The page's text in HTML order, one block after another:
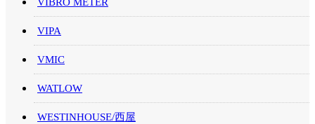
VIBRO METER
VIPA
VMIC
WATLOW
WESTINHOUSE/西屋